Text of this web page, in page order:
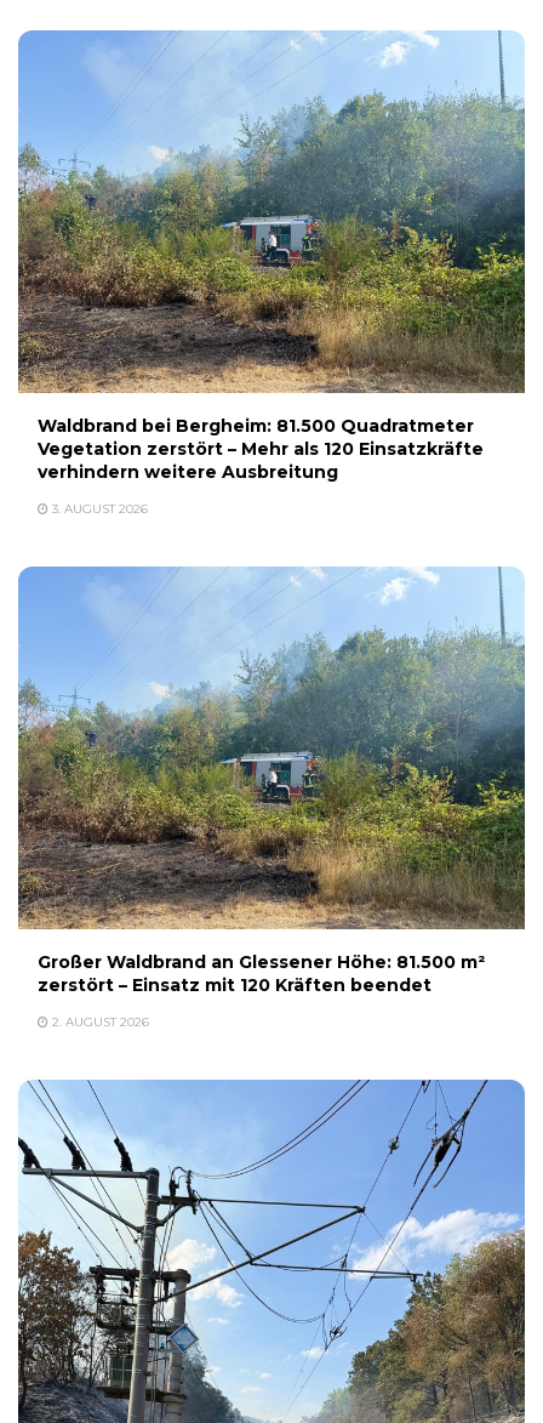
Waldbrand bei Bergheim: 81.500 Quadratmeter
Vegetation zerstört – Mehr als 120 Einsatzkräfte
verhindern weitere Ausbreitung
3. AUGUST 2026
Großer Waldbrand an Glessener Höhe: 81.500 m²
zerstört – Einsatz mit 120 Kräften beendet
2. AUGUST 2026